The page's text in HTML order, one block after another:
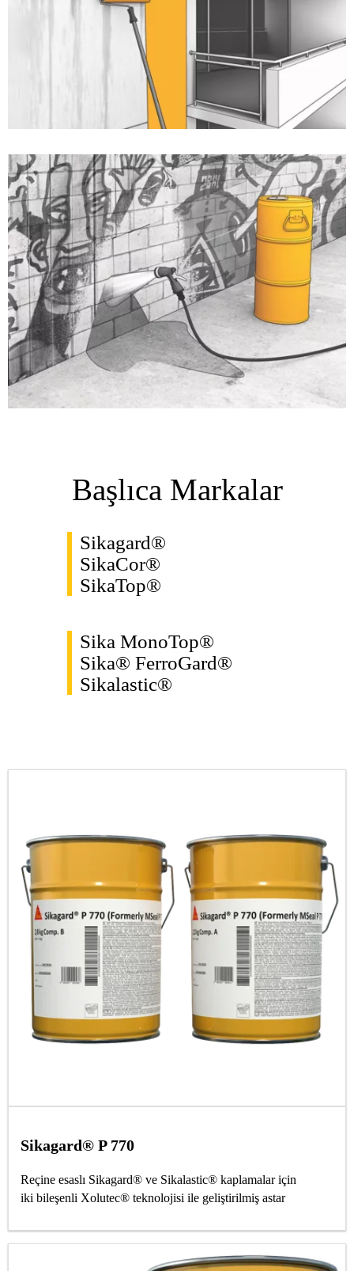
Başlıca Markalar
Sikagard®
SikaCor®
SikaTop®
Sika MonoTop®
Sika® FerroGard®
Sikalastic®
Sikagard® P 770
Reçine esaslı Sikagard® ve Sikalastic® kaplamalar için
iki bileşenli Xolutec® teknolojisi ile geliştirilmiş astar